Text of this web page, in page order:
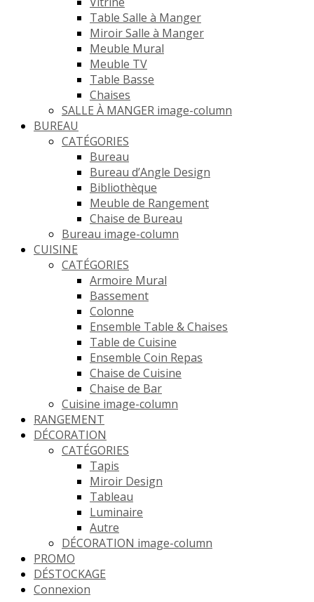
Table Salle à Manger
Miroir Salle à Manger
Meuble Mural
Meuble TV
Table Basse
Chaises
SALLE À MANGER image-column
BUREAU
CATÉGORIES
Bureau
Bureau d’Angle Design
Bibliothèque
Meuble de Rangement
Chaise de Bureau
Bureau image-column
CUISINE
CATÉGORIES
Armoire Mural
Bassement
Colonne
Ensemble Table & Chaises
Table de Cuisine
Ensemble Coin Repas
Chaise de Cuisine
Chaise de Bar
Cuisine image-column
RANGEMENT
DÉCORATION
CATÉGORIES
Tapis
Miroir Design
Tableau
Luminaire
Autre
DÉCORATION image-column
PROMO
DÉSTOCKAGE
Connexion